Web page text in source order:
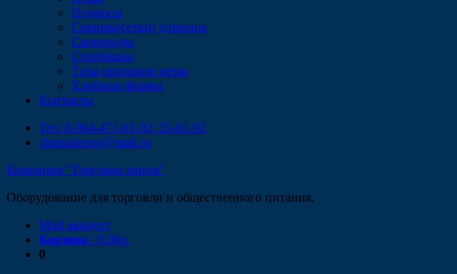
Подносы
Скрины(сетки) д/пиццы
Сковороды
Сотейники
Тазы,противни нерж
Хлебные формы
Контакты
Тел: 8-964-471-61-92; 55-61-92
chitasaletorg@mail.ru
Компания "Торговая линия"
Оборудование для торговли и общественного питания.
Мой аккаунт
Корзина /0.00р.
0